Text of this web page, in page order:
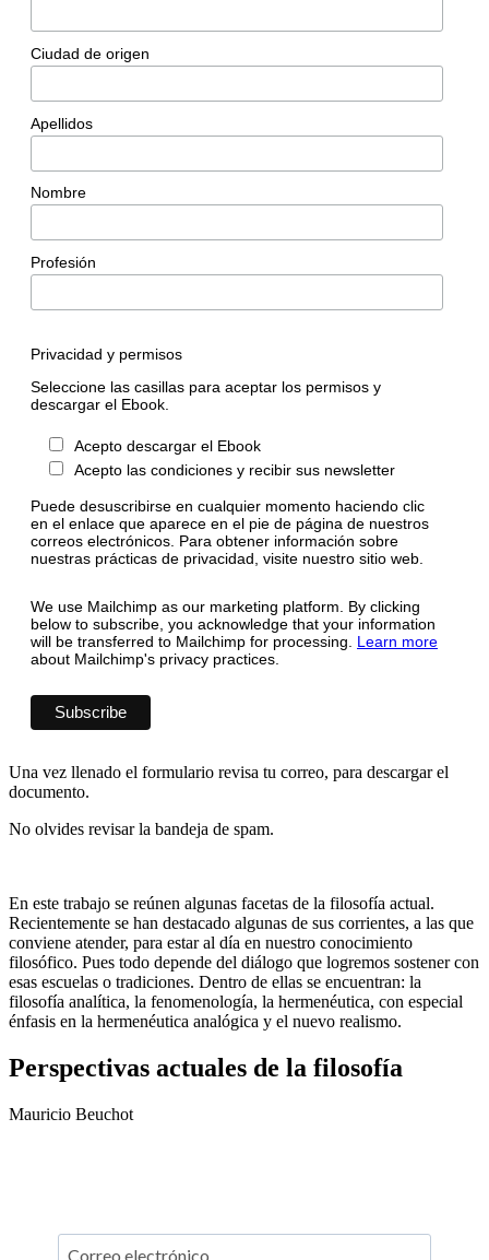
Ciudad de origen
Apellidos
Nombre
Profesión
Privacidad y permisos
Seleccione las casillas para aceptar los permisos y
descargar el Ebook.
Acepto descargar el Ebook
Acepto las condiciones y recibir sus newsletter
Puede desuscribirse en cualquier momento haciendo clic
en el enlace que aparece en el pie de página de nuestros
correos electrónicos. Para obtener información sobre
nuestras prácticas de privacidad, visite nuestro sitio web.
We use Mailchimp as our marketing platform. By clicking
below to subscribe, you acknowledge that your information
will be transferred to Mailchimp for processing. Learn more
about Mailchimp's privacy practices.
Una vez llenado el formulario revisa tu correo, para descargar el
documento.
No olvides revisar la bandeja de spam.
En este trabajo se reúnen algunas facetas de la filosofía actual.
Recientemente se han destacado algunas de sus corrientes, a las que
conviene atender, para estar al día en nuestro conocimiento
filosófico. Pues todo depende del diálogo que logremos sostener con
esas escuelas o tradiciones. Dentro de ellas se encuentran: la
filosofía analítica, la fenomenología, la hermenéutica, con especial
énfasis en la hermenéutica analógica y el nuevo realismo.
Perspectivas actuales de la filosofía
Mauricio Beuchot